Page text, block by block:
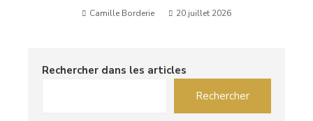
Camille Borderie 20 juillet 2026
Rechercher dans les articles
Rechercher